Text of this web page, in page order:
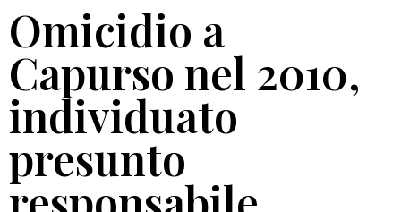
Omicidio a
Capurso nel 2010,
individuato
presunto